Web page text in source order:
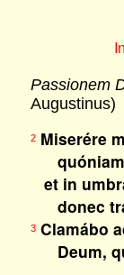
Passionem
Augustinus)
2Miserére
quóniam
et in
donec
3Clamábo
Deum,